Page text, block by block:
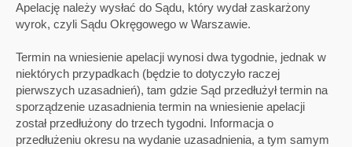
Apelację należy wysłać do Sądu, który wydał zaskarżony
wyrok, czyli Sądu Okręgowego w Warszawie.
Termin na wniesienie apelacji wynosi dwa tygodnie, jednak w
niektórych przypadkach (będzie to dotyczyło raczej
pierwszych uzasadnień), tam gdzie Sąd przedłużył termin na
sporządzenie uzasadnienia termin na wniesienie apelacji
został przedłużony do trzech tygodni. Informacja o
przedłużeniu okresu na wydanie uzasadnienia, a tym samym